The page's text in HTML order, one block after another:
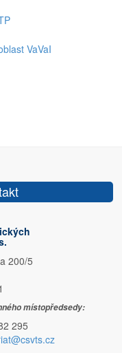
VaVaI
200/5
místopředsedy:
295